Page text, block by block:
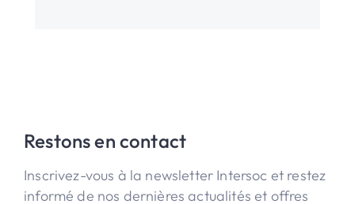
Restons en contact
Inscrivez-vous à la newsletter Intersoc et restez
informé de nos dernières actualités et offres